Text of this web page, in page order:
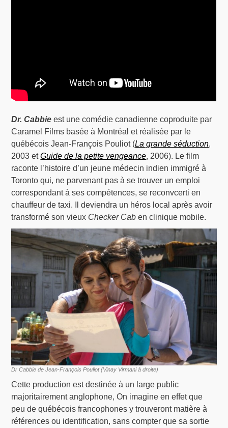
Dr. Cabbie est une comédie canadienne coproduite par
Caramel Films basée à Montréal et réalisée par le
québécois Jean-François Pouliot (La grande séduction,
2003 etGuide de la petite vengeance, 2006). Le film
raconte l’histoire d’un jeune médecin indien immigré à
Toronto qui, ne parvenant pas à se trouver un emploi
correspondant à ses compétences, se reconvcerti en
chauffeur de taxi. Il deviendra un héros local après avoir
transformé son vieux Checker Cab en clinique mobile.
Dr Cabbie de Jean-François Pouliot (Vinay Virmani à droite)
Cette production est destinée à un large public
majoritairement anglophone, On imagine en effet que
peu de québécois francophones y trouveront matière à
références ou identification, sans compter que sa sortie